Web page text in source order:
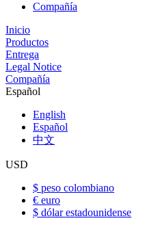
Compañía
Inicio
Productos
Entrega
Legal Notice
Compañía
Español
English
Español
中文
USD
$ peso colombiano
€ euro
$ dólar estadounidense